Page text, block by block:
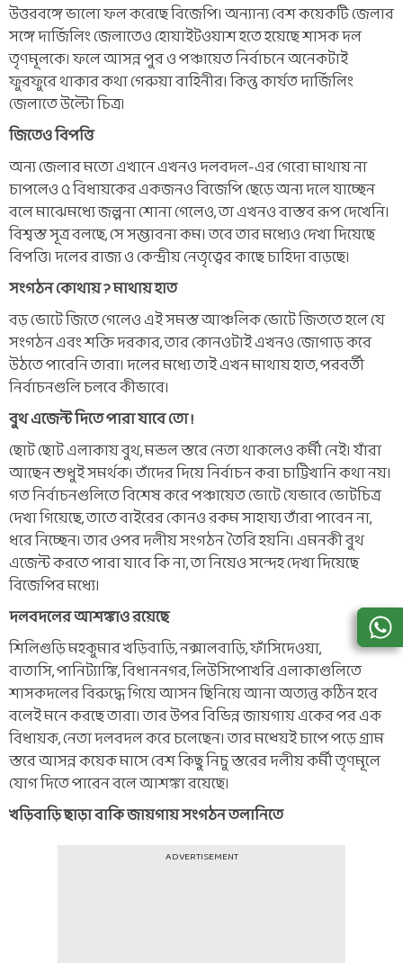
উত্তরবঙ্গে ভালো ফল করেছে বিজেপি। অন্যান্য বেশ কয়েকটি জেলার
সঙ্গে দার্জিলিং জেলাতেও হোয়াইটওয়াশ হতে হয়েছে শাসক দল
তৃণমূলকে। ফলে আসন্ন পুর ও পঞ্চায়েত নির্বাচনে অনেকটাই
ফুরফুরে থাকার কথা গেরুয়া বাহিনীর। কিন্তু কার্যত দার্জিলিং
জেলাতে উল্টো চিত্র।
জিতেও বিপত্তি
অন্য জেলার মতো এখানে এখনও দলবদল-এর গেরো মাথায় না
চাপলেও ৫ বিধায়কের একজনও বিজেপি ছেড়ে অন্য দলে যাচ্ছেন
বলে মাঝেমধ্যে জল্পনা শোনা গেলেও, তা এখনও বাস্তব রূপ দেখেনি।
বিশ্বস্ত সূত্র বলছে, সে সম্ভাবনা কম। তবে তার মধ্যেও দেখা দিয়েছে
বিপত্তি। দলের রাজ্য ও কেন্দ্রীয় নেতৃত্বের কাছে চাহিদা বাড়ছে।
সংগঠন কোথায় ? মাথায় হাত
বড় ভোটে জিতে গেলেও এই সমস্ত আঞ্চলিক ভোটে জিততে হলে যে
সংগঠন এবং শক্তি দরকার, তার কোনওটাই এখনও জোগাড় করে
উঠতে পারেনি তারা। দলের মধ্যে তাই এখন মাথায় হাত, পরবর্তী
নির্বাচনগুলি চলবে কীভাবে।
বুথ এজেন্ট দিতে পারা যাবে তো !
ছোট ছোট এলাকায় বুথ, মন্ডল স্তরে নেতা থাকলেও কর্মী নেই। যাঁরা
আছেন শুধুই সমর্থক। তাঁদের দিয়ে নির্বাচন করা চাট্টিখানি কথা নয়।
গত নির্বাচনগুলিতে বিশেষ করে পঞ্চায়েত ভোটে যেভাবে ভোটচিত্র
দেখা গিয়েছে, তাতে বাইরের কোনও রকম সাহায্য তাঁরা পাবেন না,
ধরে নিচ্ছেন। তার ওপর দলীয় সংগঠন তৈরি হয়নি। এমনকী বুথ
এজেন্ট করতে পারা যাবে কি না, তা নিয়েও সন্দেহ দেখা দিয়েছে
বিজেপির মধ্যে।
দলবদলের আশঙ্কাও রয়েছে
শিলিগুড়ি মহকুমার খড়িবাড়ি, নক্সালবাড়ি, ফাঁসিদেওয়া,
বাতাসি, পানিট্যাঙ্কি, বিধাননগর, লিউসিপোখরি এলাকাগুলিতে
শাসকদলের বিরুদ্ধে গিয়ে আসন ছিনিয়ে আনা অত্যন্ত কঠিন হবে
বলেই মনে করছে তারা। তার উপর বিভিন্ন জায়গায় একের পর এক
বিধায়ক, নেতা দলবদল করে চলেছেন। তার মধ্য়েই চাপে পড়ে গ্রাম
স্তরে আসন্ন কয়েক মাসে বেশ কিছু নিচু স্তরের দলীয় কর্মী তৃণমূলে
যোগ দিতে পারেন বলে আশঙ্কা রয়েছে।
খড়িবাড়ি ছাড়া বাকি জায়গায় সংগঠন তলানিতে
ADVERTISEMENT